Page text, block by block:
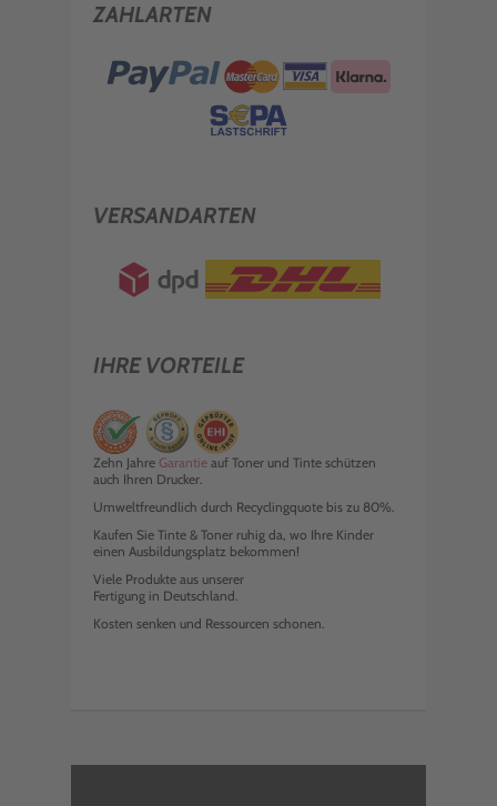
ZAHLARTEN
VERSANDARTEN
IHRE VORTEILE
Zehn Jahre Garantie auf Toner und Tinte schützen
auch Ihren Drucker.
Umweltfreundlich durch Recyclingquote bis zu 80%.
Kaufen Sie Tinte & Toner ruhig da, wo Ihre Kinder
einen Ausbildungsplatz bekommen!
Viele Produkte aus unserer
Fertigung in Deutschland.
Kosten senken und Ressourcen schonen.